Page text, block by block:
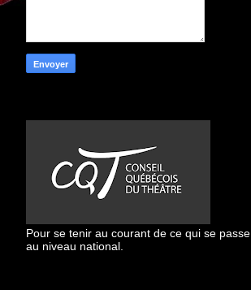
Pour se tenir au courant de ce qui se passe
au niveau national.